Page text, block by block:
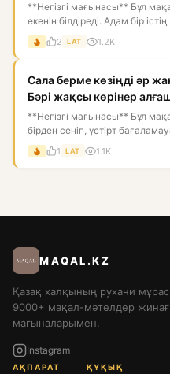
**Негізгі мағынасы** Бұл
екенін білдіреді. Адам бір
пен...
2 LAT 1.2K
Сала берме көзіңді әр
Бәрі жақсы көрінер
**Негізгі мағынасы** Бұл
бірден сеніп, үстірт
мағынасында:...
1 LAT 1.1K
MAQAL.KZ
Қазақ халқының рухани
9000+ мақал-мәтелдер
мағыналарымен.
Instagram
АҚПАРАТ ҚҰҚЫҚ